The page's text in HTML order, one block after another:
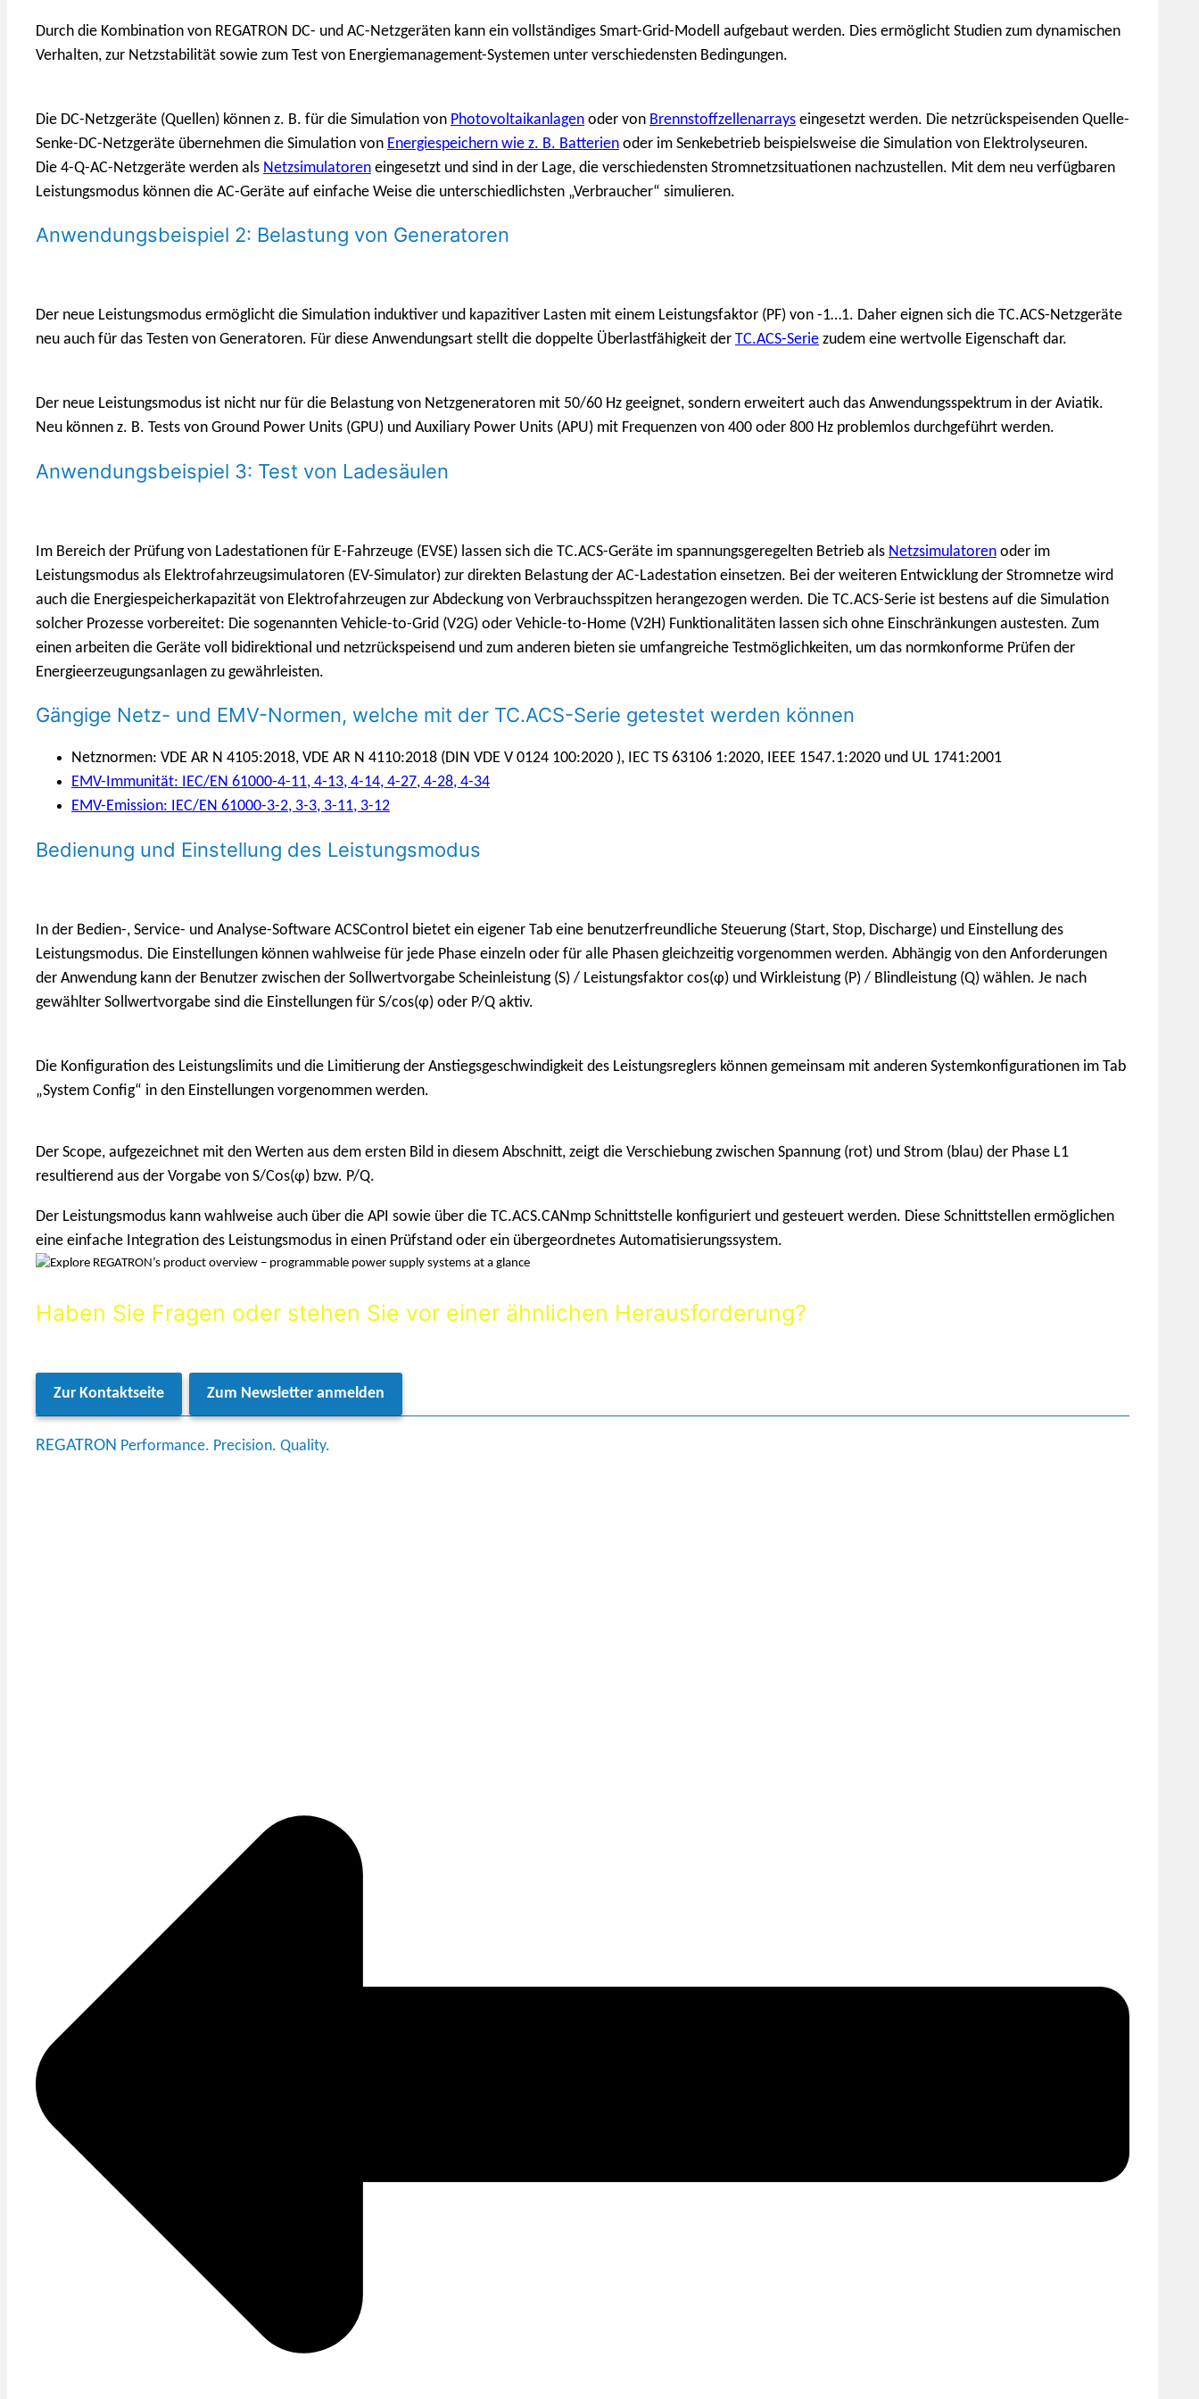
Durch die Kombination von REGATRON DC- und AC-Netzgeräten kann ein vollständiges Smart-Grid-Modell aufgebaut werden. Dies ermöglicht Studien zum dynamischen
Verhalten, zur Netzstabilität sowie zum Test von Energiemanagement-Systemen unter verschiedensten Bedingungen.
Die DC-Netzgeräte (Quellen) können z. B. für die Simulation von Photovoltaikanlagen oder von Brennstoffzellenarrays eingesetzt werden. Die netzrückspeisenden Quelle-
Senke-DC-Netzgeräte übernehmen die Simulation von Energiespeichern wie z. B. Batterien oder im Senkebetrieb beispielsweise die Simulation von Elektrolyseuren.
Die 4-Q-AC-Netzgeräte werden als Netzsimulatoren eingesetzt und sind in der Lage, die verschiedensten Stromnetzsituationen nachzustellen. Mit dem neu verfügbaren
Leistungsmodus können die AC-Geräte auf einfache Weise die unterschiedlichsten „Verbraucher“ simulieren.
Anwendungsbeispiel 2: Belastung von Generatoren
Der neue Leistungsmodus ermöglicht die Simulation induktiver und kapazitiver Lasten mit einem Leistungsfaktor (PF) von -1…1. Daher eignen sich die TC.ACS-Netzgeräte
neu auch für das Testen von Generatoren. Für diese Anwendungsart stellt die doppelte Überlastfähigkeit der TC.ACS-Serie zudem eine wertvolle Eigenschaft dar.
Der neue Leistungsmodus ist nicht nur für die Belastung von Netzgeneratoren mit 50/60 Hz geeignet, sondern erweitert auch das Anwendungsspektrum in der Aviatik.
Neu können z. B. Tests von Ground Power Units (GPU) und Auxiliary Power Units (APU) mit Frequenzen von 400 oder 800 Hz problemlos durchgeführt werden.
Anwendungsbeispiel 3: Test von Ladesäulen
Im Bereich der Prüfung von Ladestationen für E-Fahrzeuge (EVSE) lassen sich die TC.ACS-Geräte im spannungsgeregelten Betrieb als Netzsimulatoren oder im
Leistungsmodus als Elektrofahrzeugsimulatoren (EV-Simulator) zur direkten Belastung der AC-Ladestation einsetzen. Bei der weiteren Entwicklung der Stromnetze wird
auch die Energiespeicherkapazität von Elektrofahrzeugen zur Abdeckung von Verbrauchsspitzen herangezogen werden. Die TC.ACS-Serie ist bestens auf die Simulation
solcher Prozesse vorbereitet: Die sogenannten Vehicle-to-Grid (V2G) oder Vehicle-to-Home (V2H) Funktionalitäten lassen sich ohne Einschränkungen austesten. Zum
einen arbeiten die Geräte voll bidirektional und netzrückspeisend und zum anderen bieten sie umfangreiche Testmöglichkeiten, um das normkonforme Prüfen der
Energieerzeugungsanlagen zu gewährleisten.
Gängige Netz- und EMV-Normen, welche mit der TC.ACS-Serie getestet werden können
Netznormen: VDE AR N 4105:2018, VDE AR N 4110:2018 (DIN VDE V 0124 100:2020 ), IEC TS 63106 1:2020, IEEE 1547.1:2020 und UL 1741:2001
EMV-Immunität: IEC/EN 61000-4-11, 4-13, 4-14, 4-27, 4-28, 4-34
EMV-Emission: IEC/EN 61000-3-2, 3-3, 3-11, 3-12
Bedienung und Einstellung des Leistungsmodus
In der Bedien-, Service- und Analyse-Software ACSControl bietet ein eigener Tab eine benutzerfreundliche Steuerung (Start, Stop, Discharge) und Einstellung des
Leistungsmodus. Die Einstellungen können wahlweise für jede Phase einzeln oder für alle Phasen gleichzeitig vorgenommen werden. Abhängig von den Anforderungen
der Anwendung kann der Benutzer zwischen der Sollwertvorgabe Scheinleistung (S) / Leistungsfaktor cos(φ) und Wirkleistung (P) / Blindleistung (Q) wählen. Je nach
gewählter Sollwertvorgabe sind die Einstellungen für S/cos(φ) oder P/Q aktiv.
Die Konfiguration des Leistungslimits und die Limitierung der Anstiegsgeschwindigkeit des Leistungsreglers können gemeinsam mit anderen Systemkonfigurationen im Tab
„System Config“ in den Einstellungen vorgenommen werden.
Der Scope, aufgezeichnet mit den Werten aus dem ersten Bild in diesem Abschnitt, zeigt die Verschiebung zwischen Spannung (rot) und Strom (blau) der Phase L1
resultierend aus der Vorgabe von S/Cos(φ) bzw. P/Q.
Der Leistungsmodus kann wahlweise auch über die API sowie über die TC.ACS.CANmp Schnittstelle konfiguriert und gesteuert werden. Diese Schnittstellen ermöglichen
eine einfache Integration des Leistungsmodus in einen Prüfstand oder ein übergeordnetes Automatisierungssystem.
Haben Sie Fragen oder stehen Sie vor einer ähnlichen Herausforderung?
Zur Kontaktseite
Zum Newsletter anmelden
REGATRON Performance. Precision. Quality.